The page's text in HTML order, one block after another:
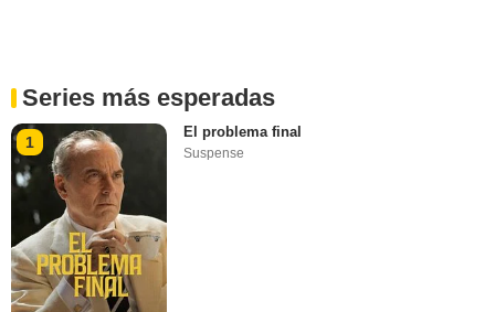
Series más esperadas
1
El problema final
Suspense